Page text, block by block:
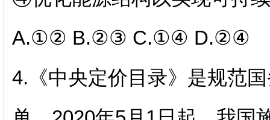
A.①② B.②③ C.①④ D.②④
4. 《中央定价目录》是规范